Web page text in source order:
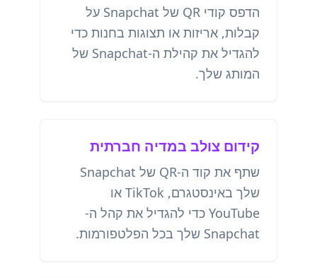
הדפס קודי QR של Snapchat על
קבלות, אריזות או תצוגות בחנות כדי
להגדיל את קהילת ה-Snapchat של
המותג שלך.
קידום צולב במדיה חברתית
שתף את קוד ה-QR של Snapchat
שלך באינסטגרם, TikTok או
YouTube כדי להגדיל את קהל ה-
Snapchat שלך בכל הפלטפורמות.